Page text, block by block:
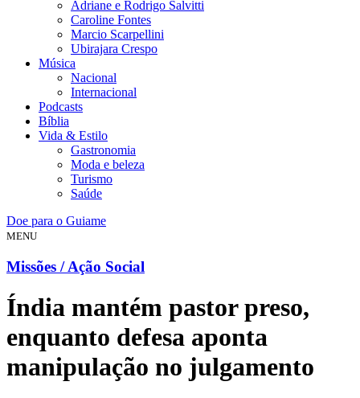
Adriane e Rodrigo Salvitti
Caroline Fontes
Marcio Scarpellini
Ubirajara Crespo
Música
Nacional
Internacional
Podcasts
Bíblia
Vida & Estilo
Gastronomia
Moda e beleza
Turismo
Saúde
Doe para o Guiame
MENU
Missões / Ação Social
Índia mantém pastor preso,
enquanto defesa aponta
manipulação no julgamento